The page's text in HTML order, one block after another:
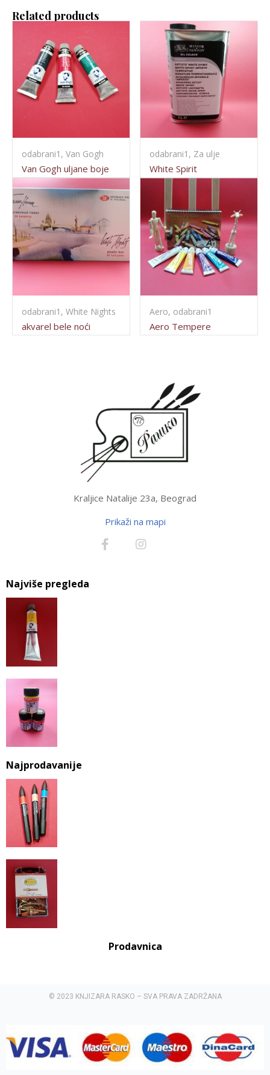
Related products
odabrani1, Van Gogh
Van Gogh uljane boje
odabrani1, Za ulje
White Spirit
odabrani1, White Nights
akvarel bele noći
Aero, odabrani1
Aero Tempere
Kraljice Natalije 23a, Beograd
Prikaži na mapi
Najviše pregleda
Najprodavanije
Prodavnica
© 2023 KNJIZARA RASKO – SVA PRAVA ZADRŽANA